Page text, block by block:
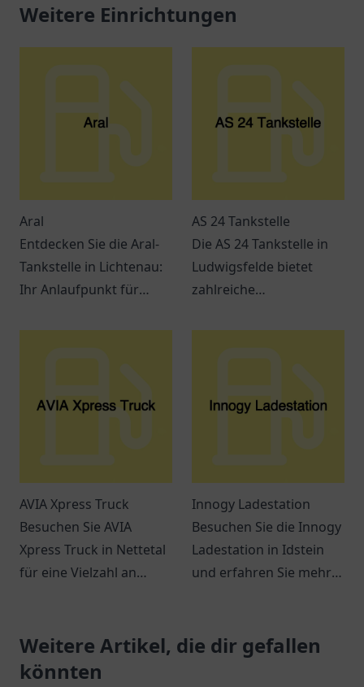
Weitere Einrichtungen
Aral
Entdecken Sie die Aral-
Tankstelle in Lichtenau:
Ihr Anlaufpunkt für
Ein Ort für
AS 24 Tankstelle
Die AS 24 Tankstelle in
Ludwigsfelde bietet
zahlreiche
leicht erreichbar. Perfekt
AVIA Xpress Truck
Besuchen Sie AVIA
Xpress Truck in Nettetal
für eine Vielzahl an
Ambiente. Ideal für
Reisende und Pendler.
Innogy Ladestation
Besuchen Sie die Innogy
Ladestation in Idstein
und erfahren Sie mehr
in Ihrer Nähe.
Weitere Artikel, die dir gefallen
könnten